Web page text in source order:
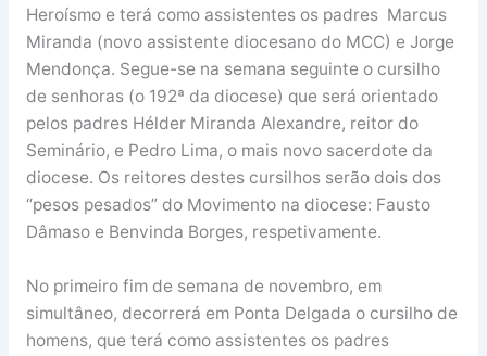
Heroísmo e terá como assistentes os padres Marcus
Miranda (novo assistente diocesano do MCC) e Jorge
Mendonça. Segue-se na semana seguinte o cursilho
de senhoras (o 192ª da diocese) que será orientado
pelos padres Hélder Miranda Alexandre, reitor do
Seminário, e Pedro Lima, o mais novo sacerdote da
diocese. Os reitores destes cursilhos serão dois dos
“pesos pesados” do Movimento na diocese: Fausto
Dâmaso e Benvinda Borges, respetivamente.
No primeiro fim de semana de novembro, em
simultâneo, decorrerá em Ponta Delgada o cursilho de
homens, que terá como assistentes os padres